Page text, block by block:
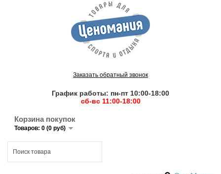
Заказать обратный звонок
График работы: пн-пт 10:00-18:00
сб-вс 11:00-18:00
Корзина покупок
Товаров: 0 (0 руб)